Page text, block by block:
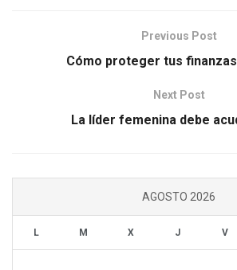
Previous Post
Cómo proteger tus
Next Post
La líder femenina debe
AGOSTO 2026
L M X J V